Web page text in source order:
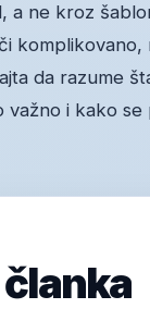
a ne kroz
komplikovano,
da razume
važno i kako se